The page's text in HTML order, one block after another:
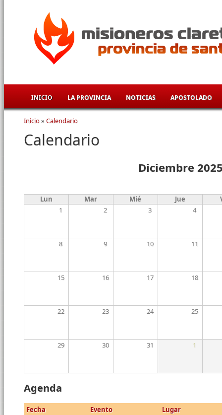
INICIO LA PROVINCIA NOTICIAS APOSTOLADO
Se encuentra usted aquí
Inicio» Calendario
Calendario
Diciembre
Lun Mar Mié Jue
1
2 3 4
8 9 10 11
15 16 17 18
22 23 24 25
29 30 31 1
Agenda
Fecha Evento Lugar